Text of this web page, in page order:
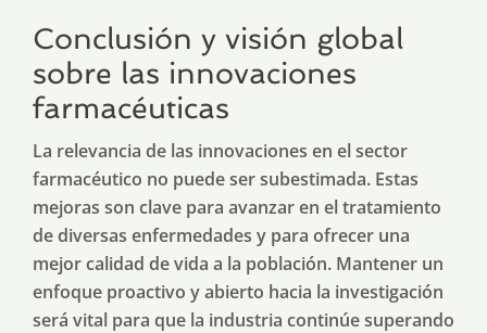
Conclusión y visión global
sobre las innovaciones
farmacéuticas
La relevancia de las innovaciones en el sector
farmacéutico no puede ser subestimada. Estas
mejoras son clave para avanzar en el tratamiento
de diversas enfermedades y para ofrecer una
mejor calidad de vida a la población. Mantener un
enfoque proactivo y abierto hacia la investigación
será vital para que la industria continúe superando